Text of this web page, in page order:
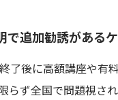
追加勧誘がある
了後に高額講座や有
らず全国で問題視され